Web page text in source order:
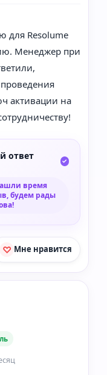
для Resolume
Менеджер при
активации на
ответ
время
будем рады
Мне нравится